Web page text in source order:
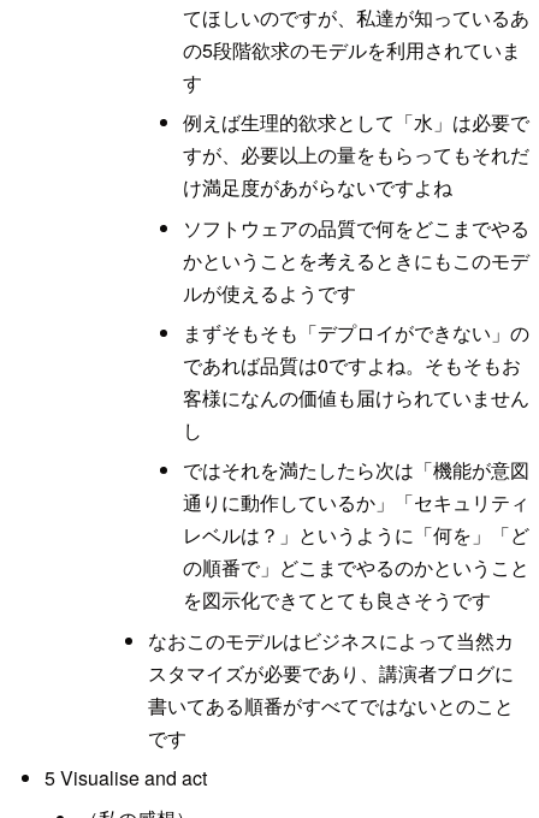
てほしいのですが、私達が知っているあ
の5段階欲求のモデルを利用されていま
す
例えば生理的欲求として「水」は必要で
すが、必要以上の量をもらってもそれだ
け満足度があがらないですよね
ソフトウェアの品質で何をどこまでやる
かということを考えるときにもこのモデ
ルが使えるようです
まずそもそも「デプロイができない」の
であれば品質は0ですよね。そもそもお
客様になんの価値も届けられていません
し
ではそれを満たしたら次は「機能が意図
通りに動作しているか」「セキュリティ
レベルは？」というように「何を」「ど
の順番で」どこまでやるのかということ
を図示化できてとても良さそうです
なおこのモデルはビジネスによって当然カ
スタマイズが必要であり、講演者ブログに
書いてある順番がすべてではないとのこと
です
5 Visualise and act